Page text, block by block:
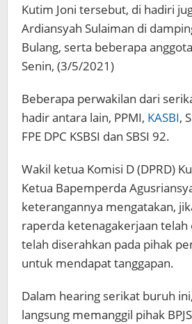
Kutim Joni tersebut, di hadiri
Ardiansyah Sulaiman di
Bulang, serta beberapa
Senin, (3/5/2021)
Beberapa perwakilan dari
hadir antara lain, PPMI, KASBI,
FPE DPC KSBSI dan SBSI 92.
Wakil ketua Komisi D (DPRD)
Ketua Bapemperda
keterangannya mengatakan,
raperda ketenagakerjaan telah
telah diserahkan pada pihak
untuk mendapat tanggapan.
Dalam hearing serikat buruh
langsung memanggil pihak